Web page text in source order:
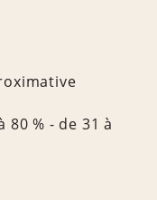
80 % - de 31 à